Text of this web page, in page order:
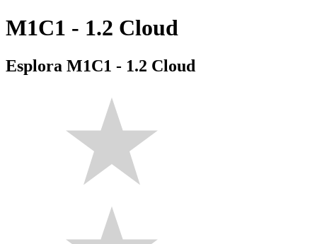
M1C1 - 1.2 Cloud
Esplora M1C1 - 1.2 Cloud